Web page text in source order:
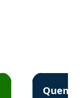
Concursos em
Estudante
Quem